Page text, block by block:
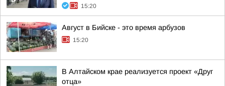
15:20
Август в Бийске - это время арбузов
15:20
В Алтайском крае реализуется проект «Друг
отца»